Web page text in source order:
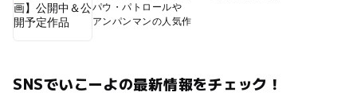
パウ・パトロールや
アンパンマンの人気作
SNSでいこーよの最新情報をチェック！